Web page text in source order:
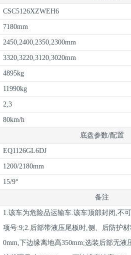
CSC5126XZWEH6
7180mm
2450,2400,2350,2300mm
3320,3220,3120,3020mm
4895kg
11990kg
2,3
80km/h
底盘参数/配置
EQ1126GL6DJ
1200/2180mm
15/9°
备注
1.该车为危险品运输车.该车顶部封闭,不
项号:9;2.后部带液压尾板时,侧、后防护
0mm,下边缘离地高350mm;选装后部无